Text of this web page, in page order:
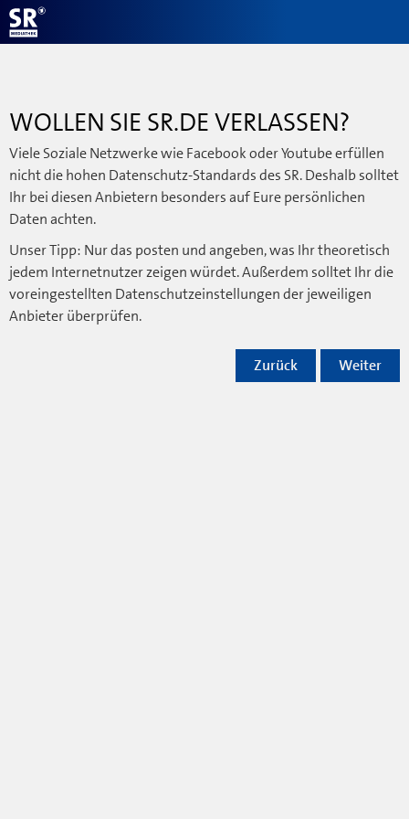
WOLLEN SIE SR.DE VERLASSEN?
Viele Soziale Netzwerke wie Facebook oder Youtube erfüllen
nicht die hohen Datenschutz-Standards des SR. Deshalb solltet
Ihr bei diesen Anbietern besonders auf Eure persönlichen
Daten achten.
Unser Tipp: Nur das posten und angeben, was Ihr theoretisch
jedem Internetnutzer zeigen würdet. Außerdem solltet Ihr die
voreingestellten Datenschutzeinstellungen der jeweiligen
Anbieter überprüfen.
Weiter
Zurück